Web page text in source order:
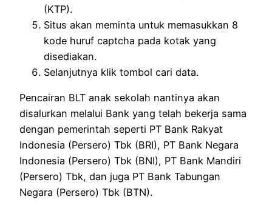
(KTP).
Situs akan meminta untuk memasukkan 8
kode huruf captcha pada kotak yang
disediakan.
Selanjutnya klik tombol cari data.
Pencairan BLT anak sekolah nantinya akan
disalurkan melalui Bank yang telah bekerja sama
dengan pemerintah seperti PT Bank Rakyat
Indonesia (Persero) Tbk (BRI), PT Bank Negara
Indonesia (Persero) Tbk (BNI), PT Bank Mandiri
(Persero) Tbk, dan juga PT Bank Tabungan
Negara (Persero) Tbk (BTN).